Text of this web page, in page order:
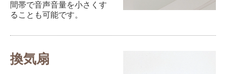
間帯で音声音量を小さくす
ることも可能です。
換気扇